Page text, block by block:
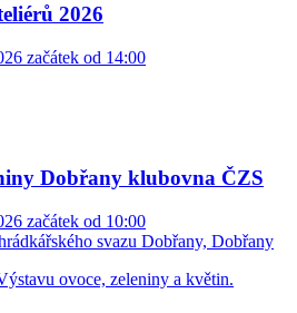
2026
začátek od 14:00
Dobřany klubovna ČZS
začátek od 10:00
svazu Dobřany, Dobřany
ovoce, zeleniny a květin.